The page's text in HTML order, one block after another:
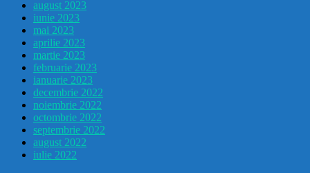
august 2023
iunie 2023
mai 2023
aprilie 2023
martie 2023
februarie 2023
ianuarie 2023
decembrie 2022
noiembrie 2022
octombrie 2022
septembrie 2022
august 2022
iulie 2022